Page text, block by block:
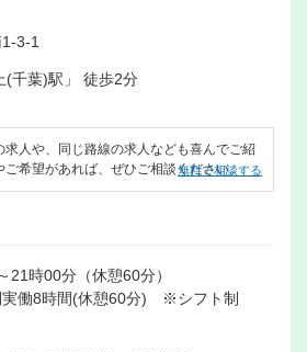
3-1
(千葉)駅」 徒歩2分
求人や、同じ路線の求人なども喜んでご紹
希望があれば、ぜひご相談ください。
無料で相談する
21時00分（休憩60分）
実働8時間(休憩60分) ※シフト制